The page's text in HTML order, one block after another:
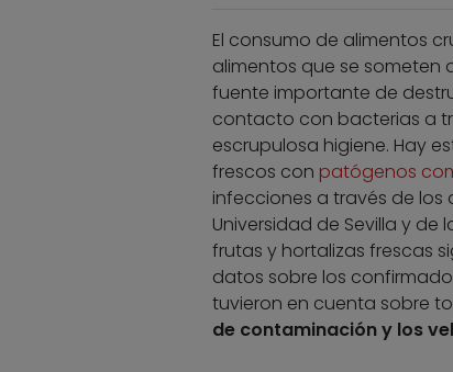
El consumo de alimentos
alimentos que se someten
fuente importante de
contacto con bacterias a
escrupulosa higiene. Hay
frescos con patógenos
infecciones a través de los
Universidad de Sevilla y
frutas y hortalizas frescas
datos sobre los
tuvieron en cuenta sobre
de contaminación y los